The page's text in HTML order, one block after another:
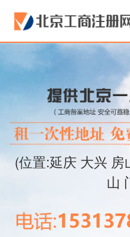
(位置:延庆 大兴
山